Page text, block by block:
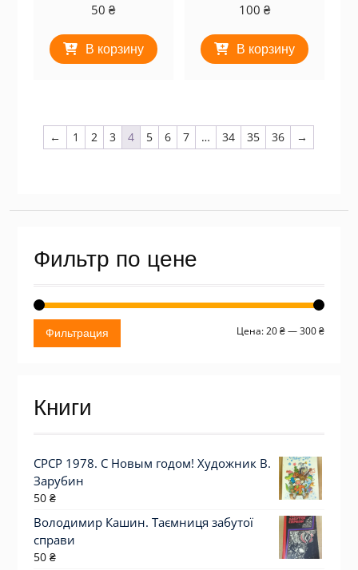
50₴
В корзину
100₴
В корзину
← 1 2 3 4 5 6 7 … 34 35 36 →
Фильтр по цене
Фильтрация Цена:20 ₴—300 ₴
Книги
СРСР 1978. С Новым годом! Художник В.
Зарубин
50 ₴
Володимир Кашин. Таємниця забутої
справи
50 ₴